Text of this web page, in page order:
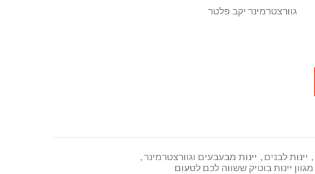
גוורצטרמינר יקב פלטר
, יינות לבנים , יינות מבעבעים וגוורצטרמינר,
מגוון יינות בוטיק ששווה לכם לטעום